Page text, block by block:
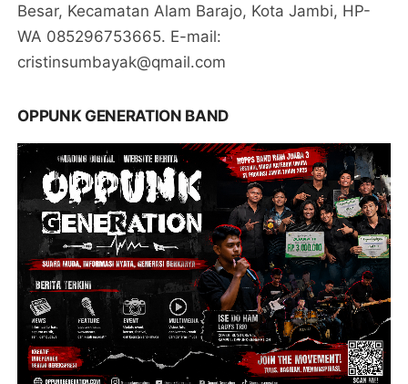
Besar, Kecamatan Alam Barajo, Kota Jambi, HP-
WA 085296753665. E-mail:
cristinsumbayak@qmail.com
OPPUNK GENERATION BAND